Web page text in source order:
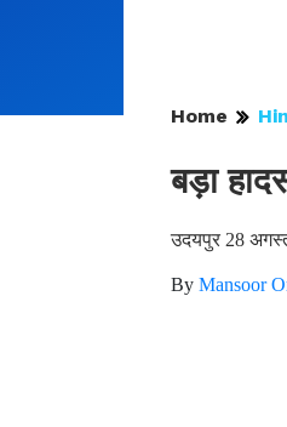
Home
बड़ा
उदयपुर 28
By Mansoor